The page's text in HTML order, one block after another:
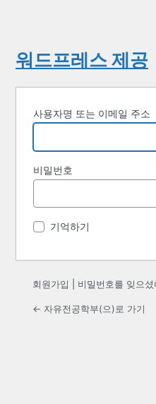
워드프레스 제공
사용자명 또는 이메일 주소
비밀번호
기억하기
회원가입 비밀번호를 잊으셨
← 자유전공학부(으)로 가기